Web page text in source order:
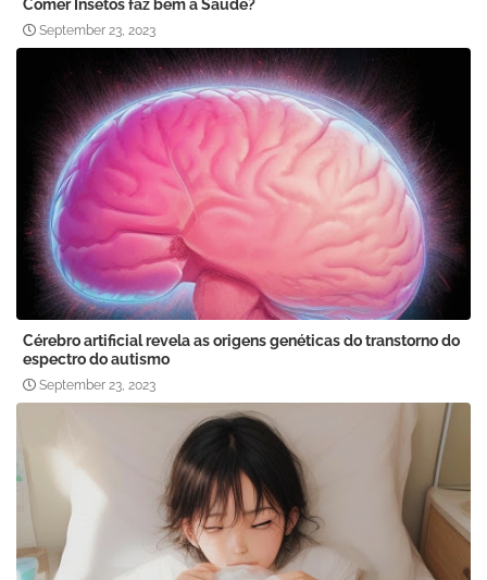
Comer Insetos faz bem à Saúde?
September 23, 2023
Cérebro artificial revela as origens genéticas do transtorno do
espectro do autismo
September 23, 2023